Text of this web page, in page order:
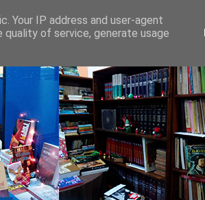
Your IP address and user-agent
of service, generate usage